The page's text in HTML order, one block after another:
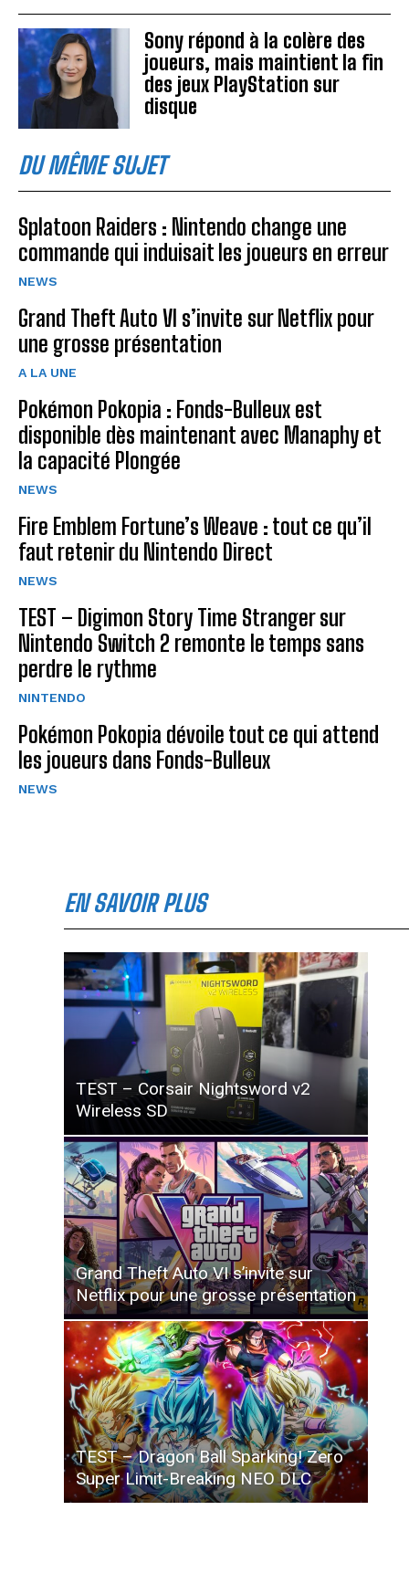
Sony répond à la colère des
joueurs, mais maintient la fin
des jeux PlayStation sur
disque
DU MÊME SUJET
Splatoon Raiders : Nintendo change une
commande qui induisait les joueurs en erreur
NEWS
Grand Theft Auto VI s’invite sur Netflix pour
une grosse présentation
A LA UNE
Pokémon Pokopia : Fonds-Bulleux est
disponible dès maintenant avec Manaphy et
la capacité Plongée
NEWS
Fire Emblem Fortune’s Weave : tout ce qu’il
faut retenir du Nintendo Direct
NEWS
TEST – Digimon Story Time Stranger sur
Nintendo Switch 2 remonte le temps sans
perdre le rythme
NINTENDO
Pokémon Pokopia dévoile tout ce qui attend
les joueurs dans Fonds-Bulleux
NEWS
EN SAVOIR PLUS
TEST – Corsair Nightsword v2
Wireless SD
Grand Theft Auto VI s’invite sur
Netflix pour une grosse présentation
TEST – Dragon Ball Sparking! Zero
Super Limit-Breaking NEO DLC